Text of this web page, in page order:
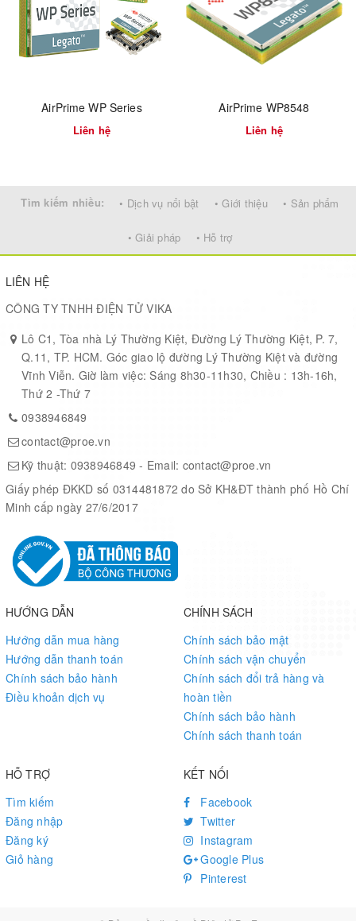
AirPrime WP Series
Liên hệ
AirPrime WP8548
Liên hệ
Tìm kiếm nhiều: • Dịch vụ nổi bật • Giới thiệu • Sản phẩm
• Giải pháp • Hỗ trợ
LIÊN HỆ
CÔNG TY TNHH ĐIỆN TỬ VIKA
Lô C1, Tòa nhà Lý Thường Kiệt, Đường Lý Thường Kiệt, P. 7,
Q.11, TP. HCM. Góc giao lộ đường Lý Thường Kiệt và đường
Vĩnh Viễn. Giờ làm việc: Sáng 8h30-11h30, Chiều : 13h-16h,
Thứ 2 -Thứ 7
0938946849
contact@proe.vn
Kỹ thuật: 0938946849 - Email: contact@proe.vn
Giấy phép ĐKKD số 0314481872 do Sở KH&ĐT thành phố Hồ Chí
Minh cấp ngày 27/6/2017
HƯỚNG DẪN
Hướng dẫn mua hàng
Hướng dẫn thanh toán
Chính sách bảo hành
Điều khoản dịch vụ
CHÍNH SÁCH
Chính sách bảo mật
Chính sách vận chuyển
Chính sách đổi trả hàng và
hoàn tiền
Chính sách bảo hành
Chính sách thanh toán
HỖ TRỢ
Tìm kiếm
Đăng nhập
Đăng ký
Giỏ hàng
KẾT NỐI
Facebook
Twitter
Instagram
Google Plus
Pinterest